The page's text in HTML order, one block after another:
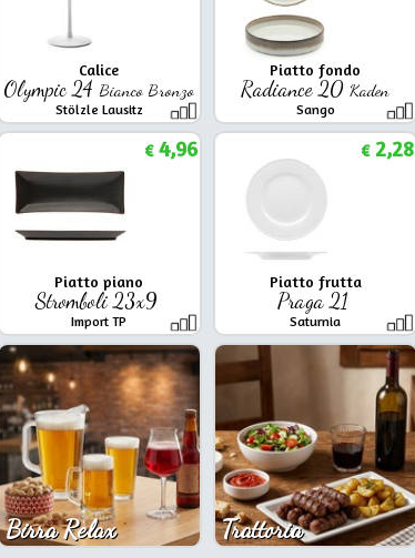
Calice
Olympic 24 Bianco Bronzo
Stölzle Lausitz
Piatto fondo
Radiance 20 Kaden
Sango
Piatto piano
Stromboli 23x9
Import TP
€4,96
Piatto frutta
Praga 21
Saturnia
€2,28
Birra Relax Trattoria